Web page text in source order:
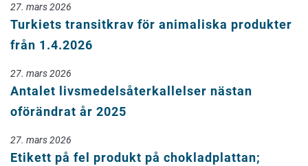
27. mars 2026
Turkiets transitkrav för animaliska produkter
från 1.4.2026
27. mars 2026
Antalet livsmedelsåterkallelser nästan
oförändrat år 2025
27. mars 2026
Etikett på fel produkt på chokladplattan;